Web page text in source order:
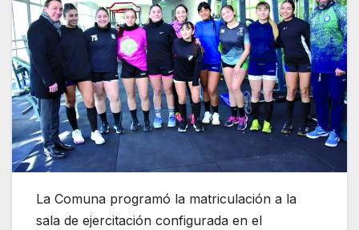
La Comuna programó la matriculación a la
sala de ejercitación configurada en el